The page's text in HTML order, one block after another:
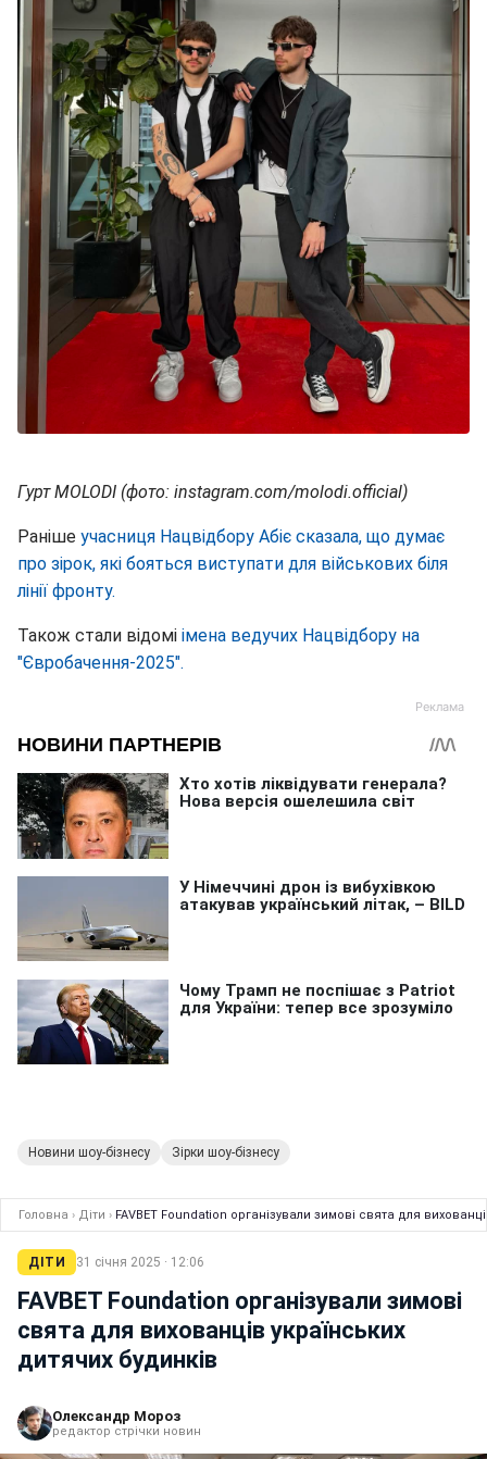
Гурт MOLODI (фото: instagram.com/molodi.official)
Раніше учасниця Нацвідбору Абіє сказала, що думає
про зірок, які бояться виступати для військових біля
лінії фронту.
Також стали відомі імена ведучих Нацвідбору на
"Євробачення-2025".
Новини шоу-бізнесу Зірки шоу-бізнесу
Головна › Діти › FAVBET Foundation організували зимові свята для
ДІТИ 31 січня 2025 · 12:06
FAVBET Foundation організували зимові
свята для вихованців українських
дитячих будинків
Олександр Мороз
редактор стрічки новин